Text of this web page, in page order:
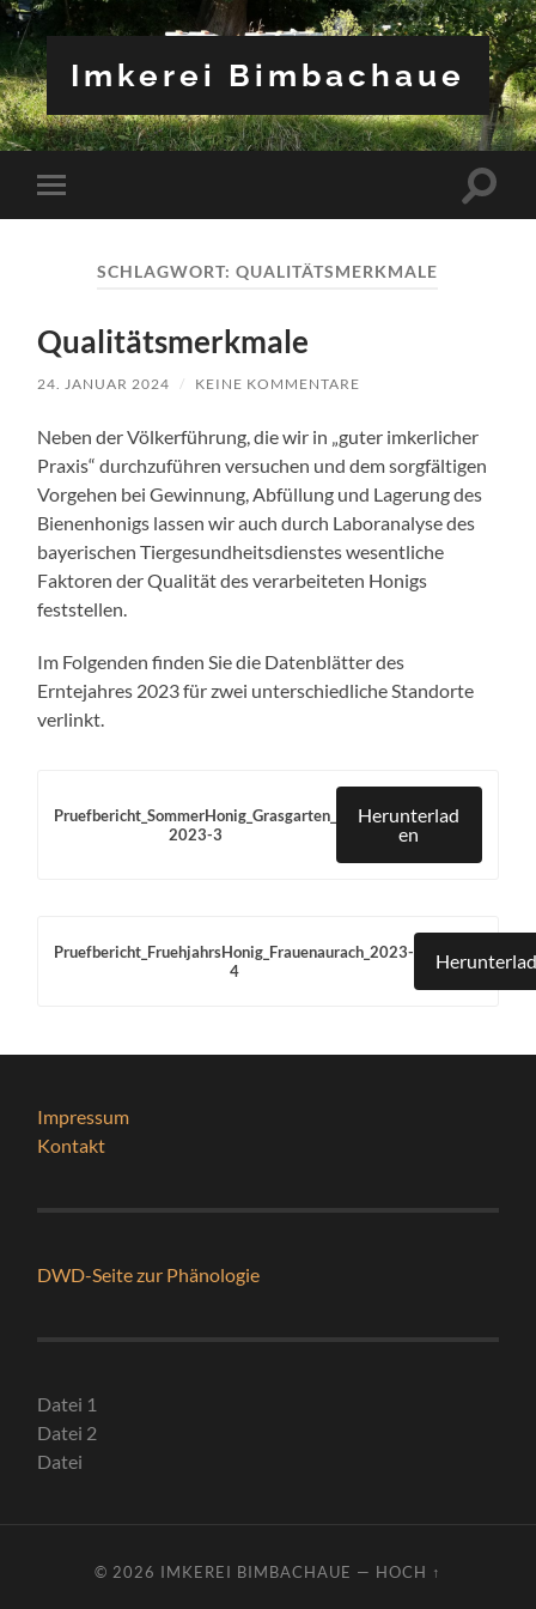
Imkerei Bimbachaue
Mobile-
Menü
SCHLAGWORT:QUALITÄTSMERKMALE
Qualitätsmerkmale
24. JANUAR 2024 / KEINE KOMMENTARE
Neben der Völkerführung, die wir in „guter imkerlicher
Praxis“ durchzuführen versuchen und dem sorgfältigen
Vorgehen bei Gewinnung, Abfüllung und Lagerung des
Bienenhonigs lassen wir auch durch Laboranalyse des
bayerischen Tiergesundheitsdienstes wesentliche
Faktoren der Qualität des verarbeiteten Honigs
feststellen.
Im Folgenden finden Sie die Datenblätter des
Erntejahres 2023 für zwei unterschiedliche Standorte
verlinkt.
Pruefbericht_SommerHonig_Grasgarten_
2023-3
Herunterlad
en
Pruefbericht_FruehjahrsHonig_Frauenaurach_2023-
4
Impressum
Kontakt
DWD-Seite zur Phänologie
Datei 1
Datei 2
Datei
© 2026 IMKEREI BIMBACHAUE — HOCH ↑